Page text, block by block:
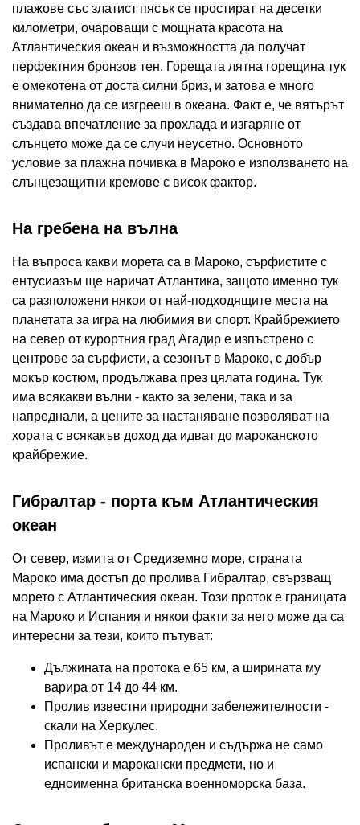
плажове със златист пясък се простират на десетки
километри, очароващи с мощната красота на
Атлантическия океан и възможността да получат
перфектния бронзов тен. Горещата лятна горещина тук
е омекотена от доста силни бриз, и затова е много
внимателно да се изгрееш в океана. Факт е, че вятърът
създава впечатление за прохлада и изгаряне от
слънцето може да се случи неусетно. Основното
условие за плажна почивка в Мароко е използването на
слънцезащитни кремове с висок фактор.
На гребена на вълна
На въпроса какви морета са в Мароко, сърфистите с
ентусиазъм ще наричат ​​Атлантика, защото именно тук
са разположени някои от най-подходящите места на
планетата за игра на любимия ви спорт. Крайбрежието
на север от курортния град Агадир е изпъстрено с
центрове за сърфисти, а сезонът в Мароко, с добър
мокър костюм, продължава през цялата година. Тук
има всякакви вълни - както за зелени, така и за
напреднали, а цените за настаняване позволяват на
хората с всякакъв доход да идват до мароканското
крайбрежие.
Гибралтар - порта към Атлантическия
океан
От север, измита от Средиземно море, страната
Мароко има достъп до пролива Гибралтар, свързващ
морето с Атлантическия океан. Този проток е границата
на Мароко и Испания и някои факти за него може да са
интересни за тези, които пътуват:
Дължината на протока е 65 км, а ширината му
варира от 14 до 44 км.
Пролив известни природни забележителности -
скали на Херкулес.
Проливът е международен и съдържа не само
испански и марокански предмети, но и
едноименна британска военноморска база.